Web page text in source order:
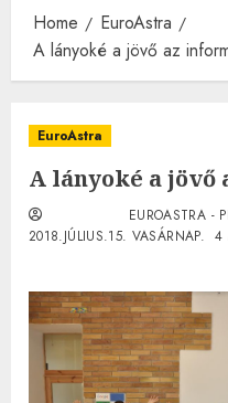
Home
EuroAstra
A lányoké a jövő az
EuroAstra
A lányoké a
EUROASTRA -
2018.JÚLIUS.15. VASÁRNAP. 4